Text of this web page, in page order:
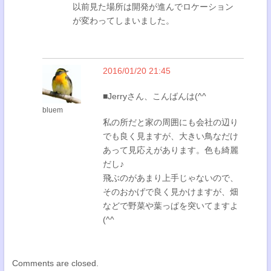
以前見た場所は開発が進んでロケーション
が変わってしまいました。
bluem
2016/01/20 21:45
■Jerryさん、こんばんは(^^
私の所だと家の周囲にも会社の辺り
でも良く見ますが、大きい鳥なだけ
あって見応えがあります。色も綺麗
だし♪
飛ぶのがあまり上手じゃないので、
そのおかげで良く見かけますが、畑
などで野菜や葉っぱを突いてますよ
(^^
Comments are closed.